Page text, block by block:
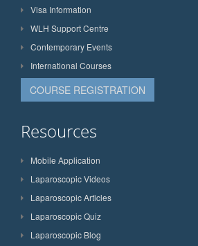
Visa Information
WLH Support Centre
Contemporary Events
International Courses
COURSE REGISTRATION
Resources
Mobile Application
Laparoscopic Videos
Laparoscopic Articles
Laparoscopic Quiz
Laparoscopic Blog